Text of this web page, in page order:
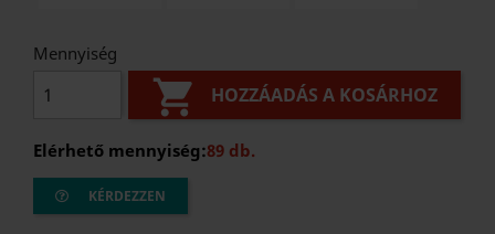
Mennyiség
 HOZZÁADÁS A KOSÁRHOZ
Elérhető mennyiség:89 db.
KÉRDEZZEN